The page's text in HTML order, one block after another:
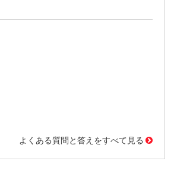
よくある質問と答えをすべて見る